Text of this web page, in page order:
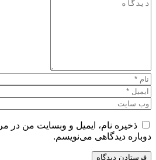
ذخیره نام، ایمیل و وبسایت من در
دوباره دیدگاهی می‌نویسم.